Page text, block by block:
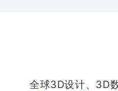
全球3D设计、3D